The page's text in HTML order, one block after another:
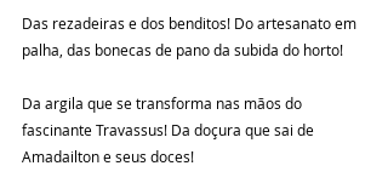
Das rezadeiras e dos benditos! Do artesanato em
palha, das bonecas de pano da subida do horto!
Da argila que se transforma nas mãos do
fascinante Travassus! Da doçura que sai de
Amadailton e seus doces!